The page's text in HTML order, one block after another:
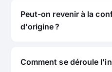
Peut-on revenir à la
d'origine ?
Comment se déroule